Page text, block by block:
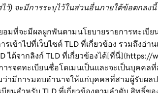
ว้) จะมีการระบุไว้ในส่วนอื่นภายใต้ข้อตกลงนี้
มที่จะมีผลผูกพันตามนโยบายรายการทะเบี
เข้าไปที่เว็บไซต์ TLD ที่เกี่ยวข้อง รวมถึงอ่
ได้จากลิงก์ TLD ที่เกี่ยวข้องได้[ที่นี่
ารจดทะเบียนชื่อโดเมนเป็นและจะเป็นบุคค
ามีการมอบอำนาจให้แก่บุคคลที่สามผู้รับผล
บียนสำหรับ TLD ที่เกี่ยวข้องตามลำดับ สิทธิ์